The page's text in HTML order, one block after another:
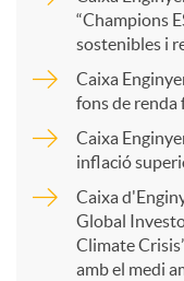
r
“Champions
sostenibles i
Caixa
fons de renda
Caixa
inflació
Caixa
Global
Climate
amb el medi